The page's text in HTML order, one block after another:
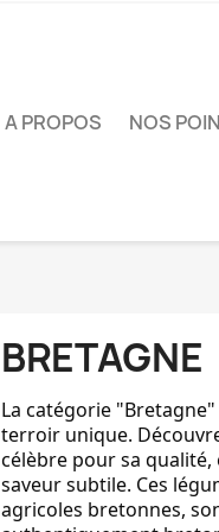
A PROPOS NOS
BRETAGNE
La catégorie
terroir unique.
célèbre pour sa
saveur subtile. Ces
agricoles bretonnes,